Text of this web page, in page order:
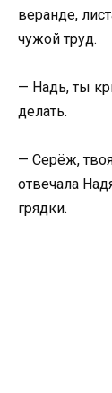
веранде,
чужой труд.
— Надь, ты
делать.
— Серёж,
отвечала
грядки.